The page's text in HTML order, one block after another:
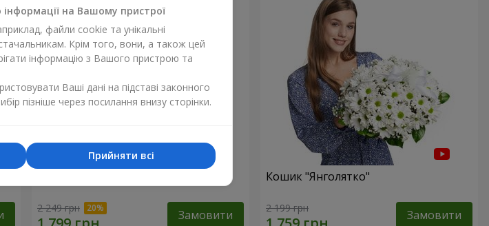
2 249 грн Замовити
Кошик "Янголятко"
2 199 грн Замовити
на Вашому пристрої
файли cookie та унікальні
Крім того, вони, а також цей
інформацію з Вашого пристрою та
Ваші дані на підставі законного
пізніше через посилання внизу сторінки.
Прийняти всі